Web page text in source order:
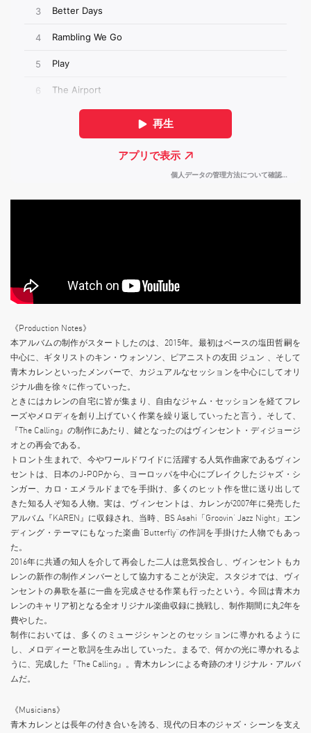
《Production Notes》
本アルバムの制作がスタートしたのは、2015年。最初はベースの塩田哲嗣を
中心に、ギタリストのキン・ウォンソン、ピアニストの友田 ジュン 、そして
青木カレンといったメンバーで、カジュアルなセッションを中心にしてオリ
ジナル曲を徐々に作っていった。
ときにはカレンの自宅に皆が集まり、自由なジャム・セッションを経てフレ
ーズやメロディを創り上げていく作業を繰り返していったと言う。そして、
『The Calling』の制作にあたり、鍵となったのはヴィンセント・ディジョージ
オとの再会である。
トロント生まれで、今やワールドワイドに活躍する人気作曲家であるヴィン
セントは、日本のJ-POPから、ヨーロッパを中心にブレイクしたジャズ・シ
ンガー、カロ・エメラルドまでを手掛け、多くのヒット作を世に送り出して
きた知る人ぞ知る人物。実は、ヴィンセントは、カレンが2007年に発売した
アルバム『KAREN』に収録され、当時、BS Asahi「Groovin‘ Jazz Night」エン
ディング・テーマにもなった楽曲“Butterfly”の作詞を手掛けた人物でもあっ
た。
2016年に共通の知人を介して再会した二人は意気投合し、ヴィンセントもカ
レンの新作の制作メンバーとして協力することが決定。スタジオでは、ヴィ
ンセントの鼻歌を基に一曲を完成させる作業も行ったという。今回は青木カ
レンのキャリア初となる全オリジナル楽曲収録に挑戦し、制作期間に丸2年を
費やした。
制作においては、多くのミュージシャンとのセッションに導かれるように
し、メロディーと歌詞を生み出していった。まるで、何かの光に導かれるよ
うに、完成した『The Calling』。青木カレンによる奇跡のオリジナル・アルバ
ムだ。
《Musicians》
青木カレンとは長年の付き合いを誇る、現代の日本のジャズ・シーンを支え